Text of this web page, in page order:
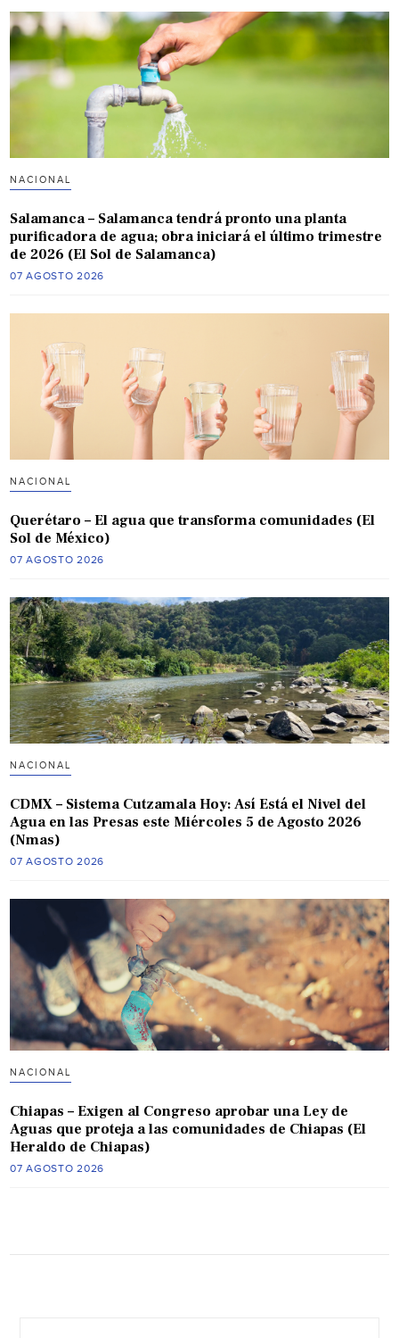
NACIONAL
Salamanca – Salamanca tendrá pronto una planta
purificadora de agua; obra iniciará el último trimestre
de 2026 (El Sol de Salamanca)
07 AGOSTO 2026
NACIONAL
Querétaro – El agua que transforma comunidades (El
Sol de México)
07 AGOSTO 2026
NACIONAL
CDMX – Sistema Cutzamala Hoy: Así Está el Nivel del
Agua en las Presas este Miércoles 5 de Agosto 2026
(Nmas)
07 AGOSTO 2026
NACIONAL
Chiapas – Exigen al Congreso aprobar una Ley de
Aguas que proteja a las comunidades de Chiapas (El
Heraldo de Chiapas)
07 AGOSTO 2026